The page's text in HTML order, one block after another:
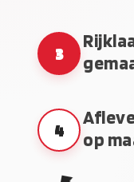
3
4
op